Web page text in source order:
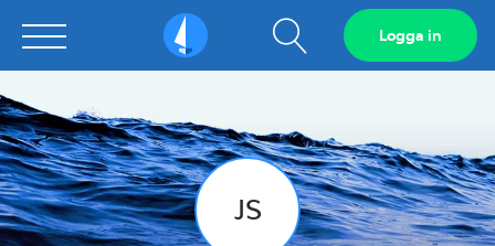
Sailarena Visa
sökfält
Logga in
JS